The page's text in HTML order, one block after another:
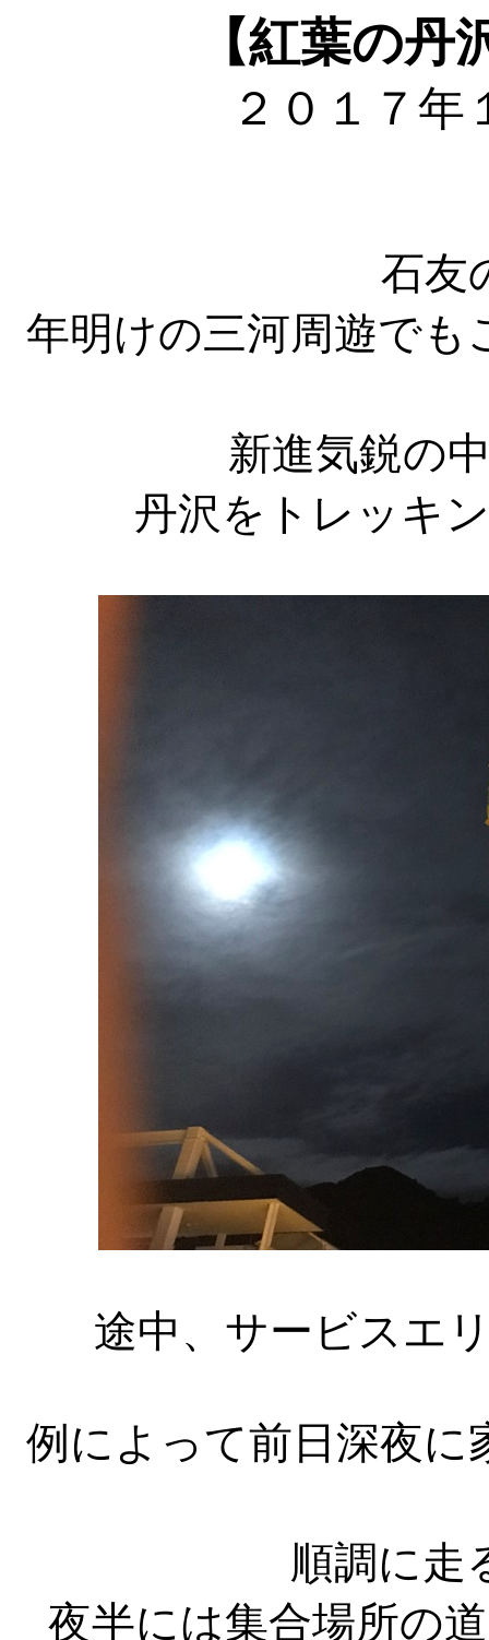
【紅葉の
２０１７年
石友
年明けの三河周遊でも
新進気鋭の
丹沢をトレッキ
途中、サービスエ
例によって前日深夜に
順調に走
夜半には集合場所の